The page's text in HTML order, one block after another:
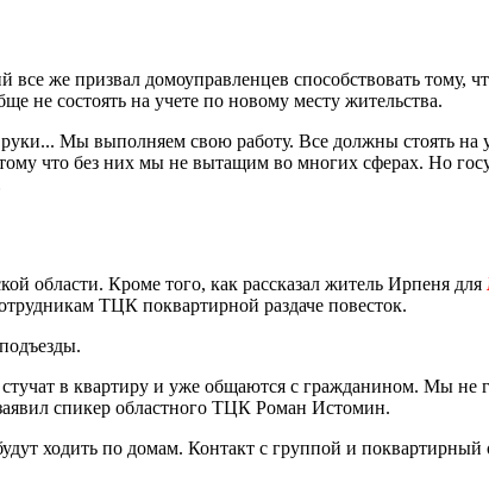
же призвал домоуправленцев способствовать тому,
не состоять на учете по новому месту жительства.
Мы выполняем свою работу. Все должны стоять на
что без них мы не вытащим во многих сферах. Но
области. Кроме того, как рассказал житель Ирпеня для
ТЦК поквартирной раздаче повесток.
в квартиру и уже общаются с гражданином. Мы не
спикер областного ТЦК Роман Истомин.
ходить по домам. Контакт с группой и поквартирный